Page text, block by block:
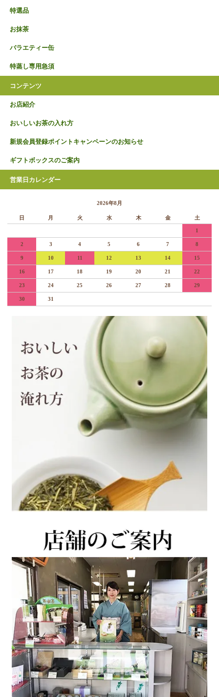
特選品
お抹茶
バラエティー缶
特蒸し専用急須
コンテンツ
お店紹介
おいしいお茶の入れ方
新規会員登録ポイントキャンペーンのお知らせ
ギフトボックスのご案内
営業日カレンダー
2026年8月
日 月 火 水 木 金 土
1
2 3 4 5 6 7 8
9 10 11 12 13 14 15
16 17 18 19 20 21 22
23 24 25 26 27 28 29
30 31